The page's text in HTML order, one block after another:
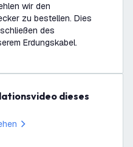
wir den
zu bestellen. Dies
des
Erdungskabel.